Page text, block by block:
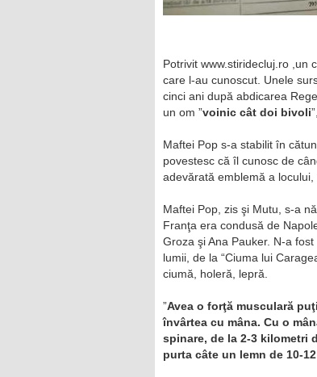
Potrivit www.stiridecluj.ro ,un
care l-au cunoscut. Unele
cinci ani după abdicarea
un om ”voinic cât doi bivoli
Maftei Pop s-a stabilit în
povestesc că îl cunosc de
adevărată emblemă a
Maftei Pop, zis şi Mutu, s-a
Franţa era condusă de
Groza şi Ana Pauker. N-a
lumii, de la “Ciuma lui
ciumă, holeră, lepră.
”Avea o forţă musculară
învârtea cu mâna. Cu o
spinare, de la 2-3 kilometri
purta câte un lemn de 10-